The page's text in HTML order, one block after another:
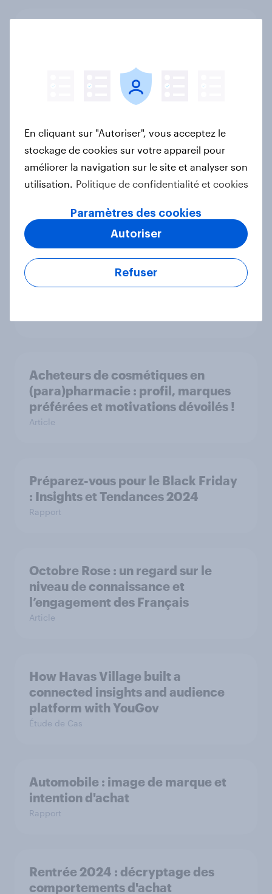
hypermarchés
Article
Noël 2024 : les chiffres clés à
connaître
Acheteurs de cosmétiques en
(para)pharmacie : profil, marques
préférées et motivations dévoilés !
Article
Préparez-vous pour le Black Friday
: Insights et Tendances 2024
Rapport
Octobre Rose : un regard sur le
niveau de connaissance et
l’engagement des Français
Article
How Havas Village built a
connected insights and audience
platform with YouGov
Étude de Cas
Automobile : image de marque et
intention d'achat
Rapport
Rentrée 2024 : décryptage des
comportements d'achat
En cliquant sur "Autoriser", vous acceptez le
stockage de cookies sur votre appareil pour
améliorer la navigation sur le site et analyser son
utilisation.
Politique de confidentialité et cookies
Paramètres des cookies
Refuser
Autoriser